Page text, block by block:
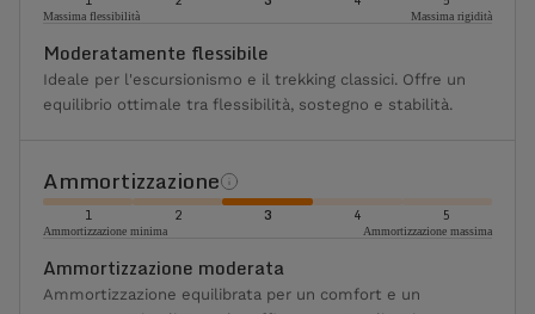
Massima flessibilità Massima rigidità
Moderatamente flessibile
Ideale per l'escursionismo e il trekking classici. Offre un
equilibrio ottimale tra flessibilità, sostegno e stabilità.
Ammortizzazione
1 2 3 4 5
Ammortizzazione minima Ammortizzazione massima
Ammortizzazione moderata
Ammortizzazione equilibrata per un comfort e un